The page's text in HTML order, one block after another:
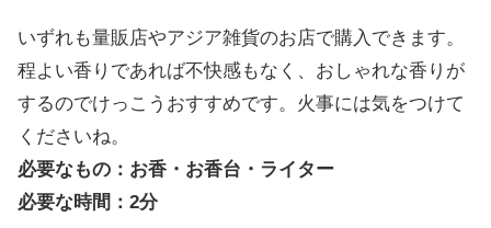
いずれも量販店やアジア雑貨のお店で購入できます。
程よい香りであれば不快感もなく、おしゃれな香りが
するのでけっこうおすすめです。火事には気をつけて
くださいね。
必要なもの：お香・お香台・ライター
必要な時間：2分